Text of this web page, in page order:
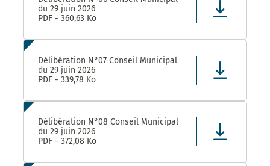
du 29 juin 2026
PDF - 360,63 Ko
Délibération N°07 Conseil Municipal
du 29 juin 2026
PDF - 339,78 Ko
Délibération N°08 Conseil Municipal
du 29 juin 2026
PDF - 372,08 Ko